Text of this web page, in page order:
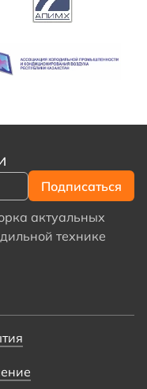
актуальных
технике